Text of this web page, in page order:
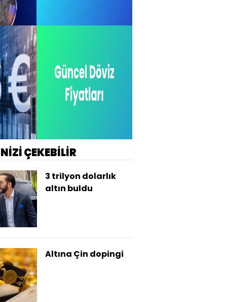
ÇEKEBİLİR
3 trilyon dolarlık
altın buldu
Altına Çin dopingi